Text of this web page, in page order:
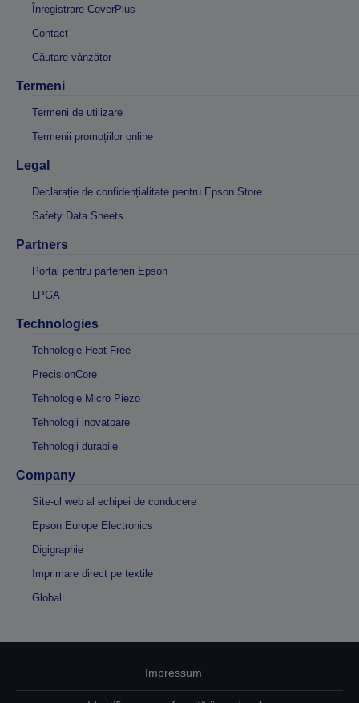
Înregistrare CoverPlus
Contact
Căutare vânzător
Termeni
Termeni de utilizare
Termenii promoțiilor online
Legal
Declarație de confidențialitate pentru Epson Store
Safety Data Sheets
Partners
Portal pentru parteneri Epson
LPGA
Technologies
Tehnologie Heat-Free
PrecisionCore
Tehnologie Micro Piezo
Tehnologii inovatoare
Tehnologii durabile
Company
Site-ul web al echipei de conducere
Epson Europe Electronics
Digigraphie
Imprimare direct pe textile
Global
Impressum